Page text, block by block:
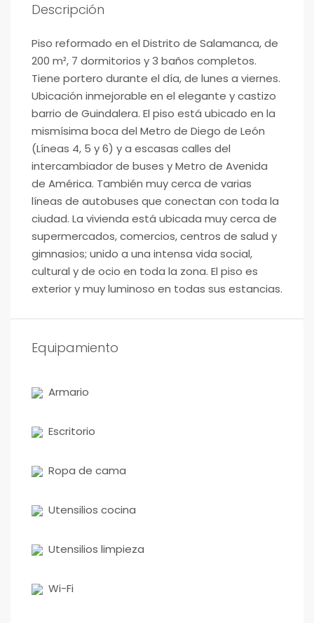
Descripción
Piso reformado en el Distrito de Salamanca, de
200 m², 7 dormitorios y 3 baños completos.
Tiene portero durante el día, de lunes a viernes.
Ubicación inmejorable en el elegante y castizo
barrio de Guindalera. El piso está ubicado en la
mismísima boca del Metro de Diego de León
(Líneas 4, 5 y 6) y a escasas calles del
intercambiador de buses y Metro de Avenida
de América. También muy cerca de varias
líneas de autobuses que conectan con toda la
ciudad. La vivienda está ubicada muy cerca de
supermercados, comercios, centros de salud y
gimnasios; unido a una intensa vida social,
cultural y de ocio en toda la zona. El piso es
exterior y muy luminoso en todas sus estancias.
Equipamiento
Armario
Escritorio
Ropa de cama
Utensilios cocina
Utensilios limpieza
Wi-Fi